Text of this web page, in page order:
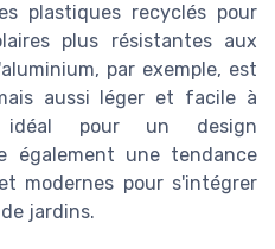
plastiques recyclés pour
plus résistantes aux
par exemple, est
aussi léger et facile à
pour un design
également une tendance
modernes pour s'intégrer
jardins.